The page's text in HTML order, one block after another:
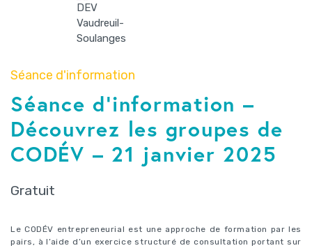
Séance d'information
Séance d’information –
Découvrez les groupes de
CODÉV – 21 janvier 2025
Gratuit
Le CODÉV entrepreneurial est une approche de formation par les
pairs, à l’aide d’un exercice structuré de consultation portant sur